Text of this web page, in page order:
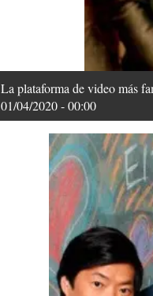
La plataforma de video más
01/04/2020 - 00:00